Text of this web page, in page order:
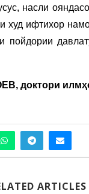
насли
худ ифтихор
пойдории
доктори
ARTICLES